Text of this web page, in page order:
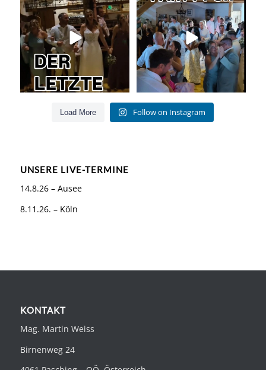
Was für ein...
53 0
für Jung und Alt...
55 0
Load More Follow on Instagram
UNSERE LIVE-TERMINE
14.8.26 – Ausee
8.11.26. – Köln
KONTAKT
Mag. Martin Weiss
Birnenweg 24